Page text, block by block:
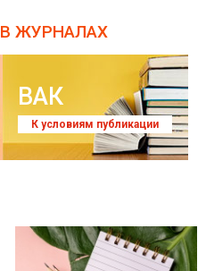
В ЖУРНАЛАХ
ВАК
К условиям публикации